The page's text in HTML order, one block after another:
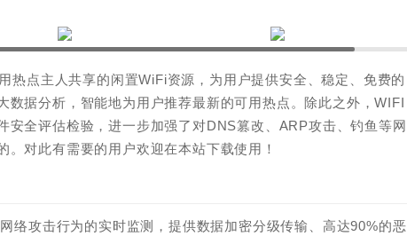
热点主人共享的闲置WiFi资源，为用户提供安全、稳定、免费的
数据分析，智能地为用户推荐最新的可用热点。除此之外，WIFI
全评估检验，进一步加强了对DNS篡改、ARP攻击、钓鱼等网
对此有需要的用户欢迎在本站下载使用！
络攻击行为的实时监测，提供数据加密分级传输、高达90%的恶